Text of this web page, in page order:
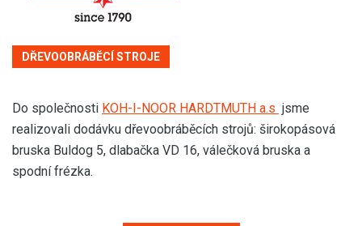
DŘEVOOBRÁBĚCÍ STROJE
Do společnosti KOH-I-NOOR HARDTMUTH a.s jsme
realizovali dodávku dřevoobráběcích strojů: širokopásová
bruska Buldog 5, dlabačka VD 16, válečková bruska a
spodní frézka.